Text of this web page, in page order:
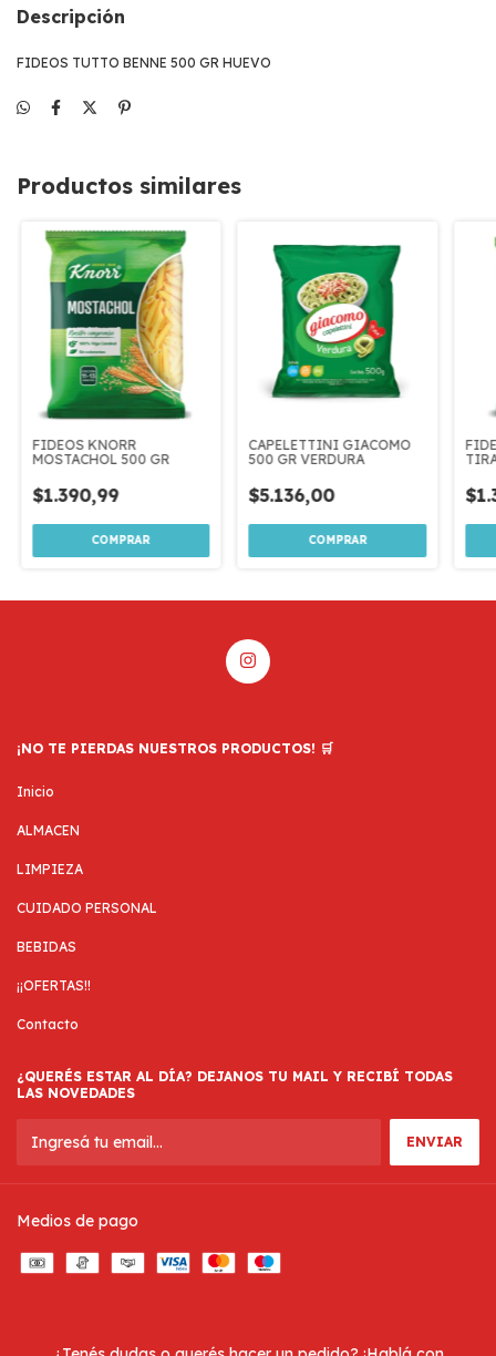
Descripción
FIDEOS TUTTO BENNE 500 GR HUEVO
Productos similares
FIDEOS KNORR
MOSTACHOL 500 GR
$1.390,99
CAPELETTINI GIACOMO
500 GR VERDURA
$5.136,00
¡NO TE PIERDAS NUESTROS PRODUCTOS! 🛒
Inicio
ALMACEN
LIMPIEZA
CUIDADO PERSONAL
BEBIDAS
¡¡OFERTAS!!
Contacto
¿QUERÉS ESTAR AL DÍA? DEJANOS TU MAIL Y RECIBÍ TODAS
LAS NOVEDADES
Medios de pago